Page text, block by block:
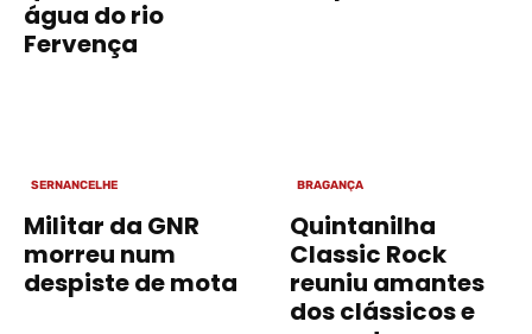
água do rio
Fervença
SERNANCELHE
Militar da GNR
morreu num
despiste de mota
BRAGANÇA
Quintanilha
Classic Rock
reuniu amantes
dos clássicos e